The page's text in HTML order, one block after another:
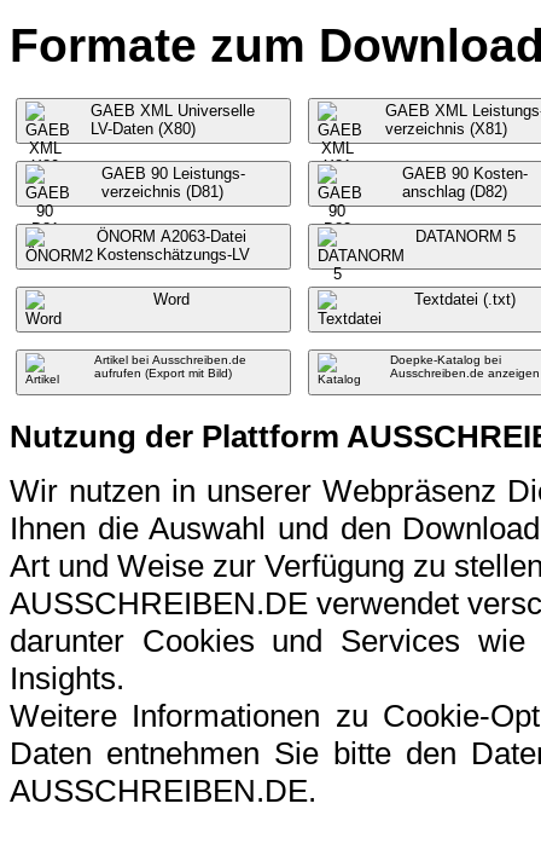
Formate zum
GAEB XML Universelle
LV-Daten (X80)
GAEB XML
verzeichnis (X81)
GAEB 90 Leistungs-
verzeichnis (D81)
GAEB 90 Kosten-
anschlag (D82)
ÖNORM A2063-Datei
Kostenschätzungs-LV
DATANORM 5
Word Textdatei (.txt)
Artikel bei Ausschreiben.de
aufrufen (Export mit Bild)
Doepke-Katalog bei
Ausschreiben.de anzeigen
Nutzung der Plattform
Wir nutzen in unserer Webpräsenz
Ihnen die Auswahl und den
Art und Weise zur Verfügung zu
AUSSCHREIBEN.DE verwendet
darunter Cookies und Services
Insights.
Weitere Informationen zu Cookie-
Daten entnehmen Sie bitte den
AUSSCHREIBEN.DE.